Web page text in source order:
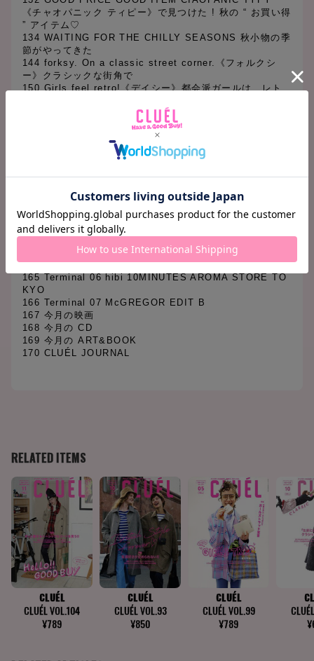
《チャオパニック ティピー》で見つけた ! 秋の “ お買い得
” アイテム♡
134 WAITING FOR THE CHILLY SEASONS 秋小物の季
節がやってきた
144 forksy. On a classic street corner.《フォルクシ
ー》クラシックな街角で
150 Girls feel retro!《デイシー》都会派ガールは、レト
152 WHAT I “WANT!” in KELEN《ケレン》で見つけた、
156 GIVE ME KNIT!!《サラ & ケイク》秋のはじまり
009 Terminal 01 GIVE ME MORE! CHANEL!!
013 Terminal 03 MOVIE -SWEATSHIRTS-
015 Terminal 04 Traditional Weatherwear
090 GOOD GIRLS GUIDE グッドガールの欲しい物リス
ト
160 連載 大森伃佑子の「今日 私が女の子であること」
164 Terminal 05 Let’s Custom-made!!
165 Terminal 06 hibi 10MINUTES AROMA STORE TO
KYO
166 Terminal 07 McGREGOR EDIT B
167 今月の映画
168 今月の CD
169 今月の ART&BOOK
170 CLUÉL JOURNAL